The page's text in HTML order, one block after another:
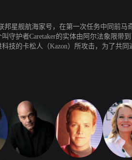
邦星舰航海家号，在第一次任务中同前
守护者Caretaker的实体由阿尔法象限
技的卡松人（Kazon）所攻击，为了共